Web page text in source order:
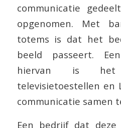
communicatie
opgenomen. Met
totems is dat het
beeld passeert.
hiervan is het
televisietoestellen en
communicatie samen
Een bedrijf dat